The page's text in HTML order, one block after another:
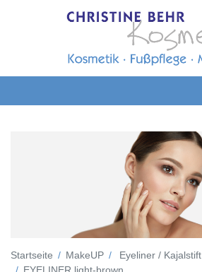
Startseite MakeUP
Eyeliner / Kajalstift